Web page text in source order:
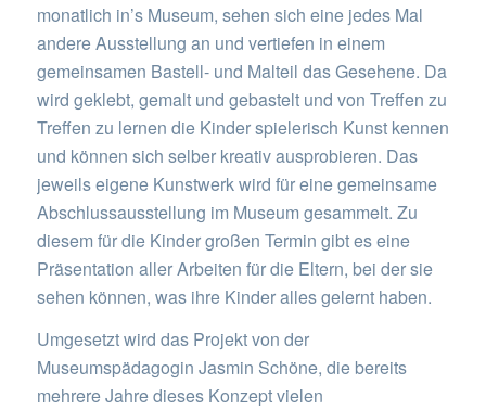
monatlich in’s Museum, sehen sich eine jedes Mal
andere Ausstellung an und vertiefen in einem
gemeinsamen Bastell- und Malteil das Gesehene. Da
wird geklebt, gemalt und gebastelt und von Treffen zu
Treffen zu lernen die Kinder spielerisch Kunst kennen
und können sich selber kreativ ausprobieren. Das
jeweils eigene Kunstwerk wird für eine gemeinsame
Abschlussausstellung im Museum gesammelt. Zu
diesem für die Kinder großen Termin gibt es eine
Präsentation aller Arbeiten für die Eltern, bei der sie
sehen können, was ihre Kinder alles gelernt haben.
Umgesetzt wird das Projekt von der
Museumspädagogin Jasmin Schöne, die bereits
mehrere Jahre dieses Konzept vielen